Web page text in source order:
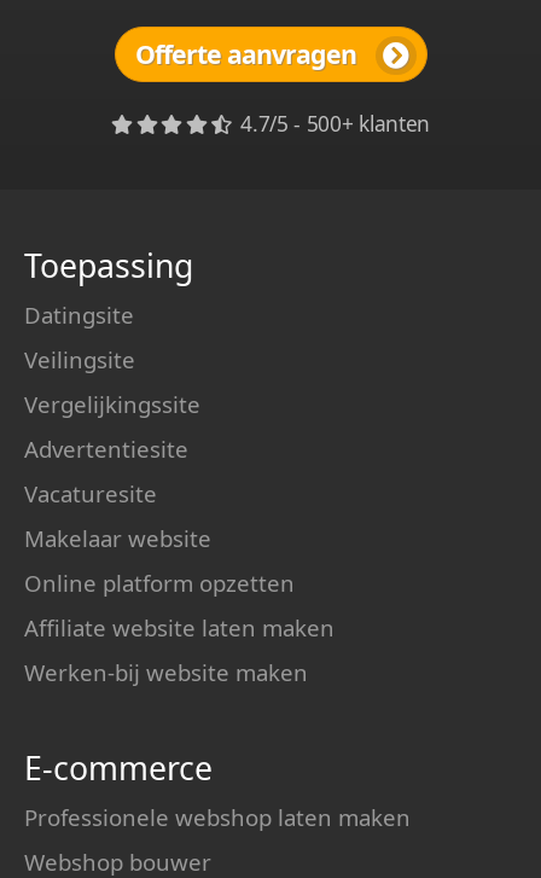
Offerte aanvragen
4.7/5 - 500+ klanten
Toepassing
Datingsite
Veilingsite
Vergelijkingssite
Advertentiesite
Vacaturesite
Makelaar website
Online platform opzetten
Affiliate website laten maken
Werken-bij website maken
E-commerce
Professionele webshop laten maken
Webshop bouwer